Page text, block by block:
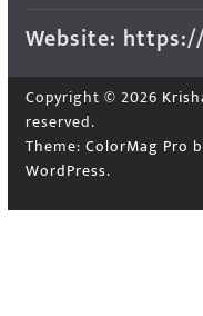
Website:
Copyright © 2026
reserved.
Theme: ColorMag Pro
WordPress.